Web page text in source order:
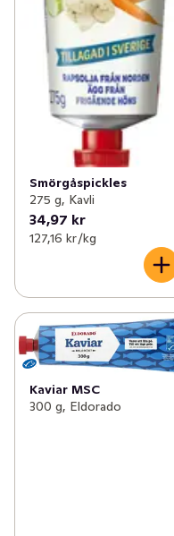
Smörgåspickles
275 g, Kavli
34,97 kr
127,16 kr /kg
Kaviar MSC
300 g, Eldorado